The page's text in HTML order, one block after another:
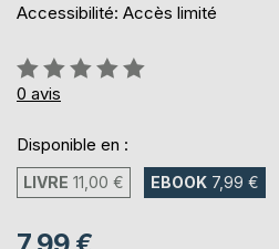
Accessibilité: Accès limité
Évaluation:
0%
0 avis
Disponible en :
LIVRE 11,00 € EBOOK 7,99 €